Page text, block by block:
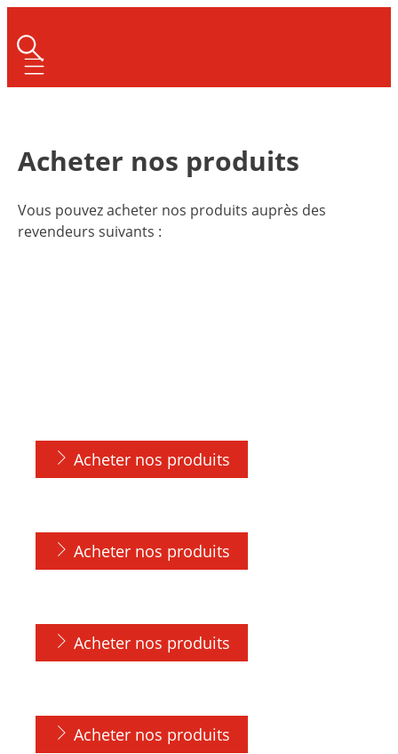
Mobile navigation
Acheter nos produits
Vous pouvez acheter nos produits auprès des
revendeurs suivants :
Acheter nos produits
Acheter nos produits
Acheter nos produits
Acheter nos produits